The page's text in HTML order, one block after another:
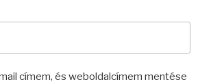
címem, és weboldalcímem mentése